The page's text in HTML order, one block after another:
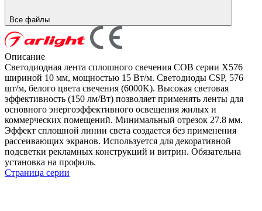
Все файлы
Описание
Светодиодная лента сплошного свечения COB серии X576
шириной 10 мм, мощностью 15 Вт/м. Светодиоды CSP, 576
шт/м, белого цвета свечения (6000K). Высокая световая
эффективность (150 лм/Вт) позволяет применять ленты для
основного энергоэффективного освещения жилых и
коммерческих помещений. Минимальный отрезок 27.8 мм.
Эффект сплошной линии света создается без применения
рассеивающих экранов. Используется для декоративной
подсветки рекламных конструкций и витрин. Обязательна
установка на профиль.
Страница серии